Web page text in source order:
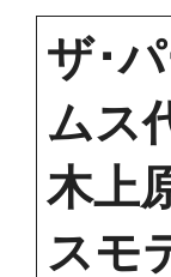
ザ･
ムス
木上
スモ